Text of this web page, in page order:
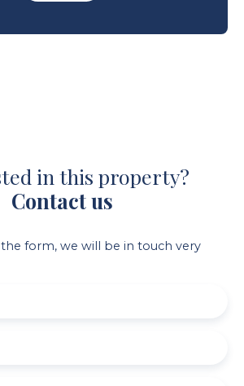
in this property?
Contact us
form, we will be in touch very